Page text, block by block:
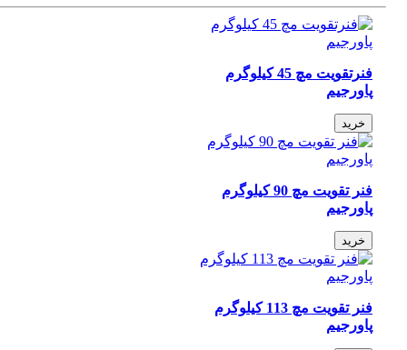
فنرتقویت مچ 45 کیلوگرم
پاورجیم
فنر تقویت مچ 90 کیلوگرم
پاورجیم
فنر تقویت مچ 113 کیلوگرم
پاورجیم